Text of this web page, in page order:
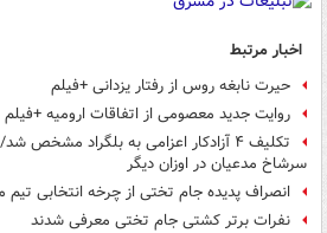
اخبار مرتبط
حیرت نابغه روس از رفتار یزدانی +فیلم
روایت جدید معصومی از اتفاقات ارومیه +فیلم
تکلیف ۴ آزادکار اعزامی به بلگراد مشخص
سرشاخ مدعیان در اوزان دیگر
انصراف پدیده جام تختی از چرخه انتخابی تیم
نفرات برتر کشتی جام تختی معرفی شدند